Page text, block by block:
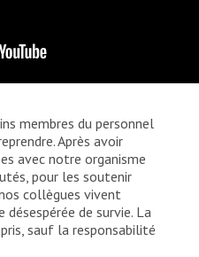
membres du personnel
Après avoir
avec notre organisme
pour les soutenir
collègues vivent
de survie. La
sauf la responsabilité